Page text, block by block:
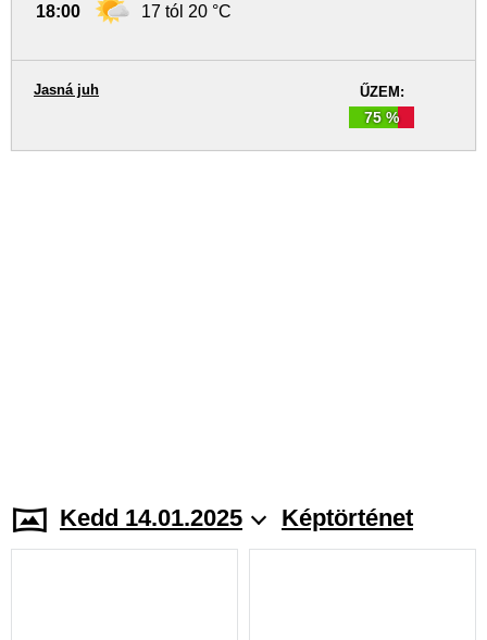
18:00 17 tól 20 °C
ŰZEM:
75 %
Jasná juh
Kedd 14.01.2025 Képtörténet